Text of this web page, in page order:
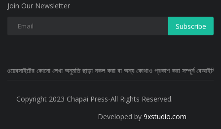
Join Our Newsletter
Subscribe
লেখা অনুমতি ছাড়া নকল করা বা অন্য কোথাও প্রকাশ করা সম্পূর্ন বেআইনি
Copyright 2023 Chapai Press-All Rights Reserved.
Developed by 9xstudio.com